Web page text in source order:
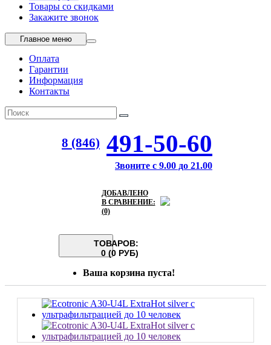
Товары со скидками
Закажите звонок
Главное меню
Оплата
Гарантии
Информация
Контакты
8 (846) 491-50-60
Звоните с 9.00 до 21.00
ДОБАВЛЕНО
В СРАВНЕНИЕ:
(0)
ТОВАРОВ:
0 (0 РУБ)
Ваша корзина пуста!